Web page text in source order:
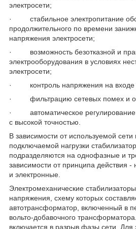
электросети;
· стабильное электропитание
продолжительного по времени
напряжения электросети;
· возможность безотказной и
электро­оборудования в условиях
электросети;
· контроль напряжения на входе
· фильтрацию сетевых помех и
· автоматическое регулирование
с высокой точностью.
В зависимости от используемой сети
подключаемой нагрузки
подразде­ляются на однофазные и
зависимости от принципа действия -
и электронные.
Электромеханические
напряжения, схему которых
автотрансформатор, включенный в
вольто-добавочного
включается в разрыв фазы сети. Для